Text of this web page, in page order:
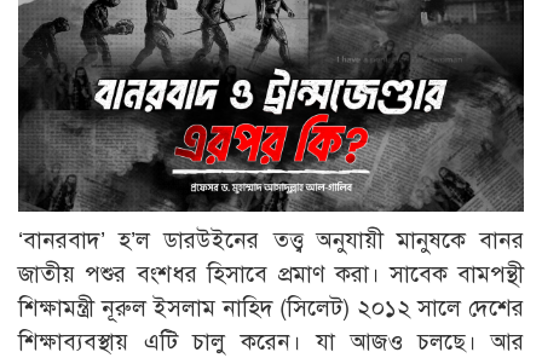
‘বানরবাদ’ হ’ল ডারউইনের তত্ত্ব অনুযায়ী মানুষকে বানর
জাতীয় পশুর বংশধর হিসাবে প্রমাণ করা। সাবেক বামপন্থী
শিক্ষামন্ত্রী নূরুল ইসলাম নাহিদ (সিলেট) ২০১২ সালে দেশের
শিক্ষাব্যবস্থায় এটি চালু করেন। যা আজও চলছে। আর